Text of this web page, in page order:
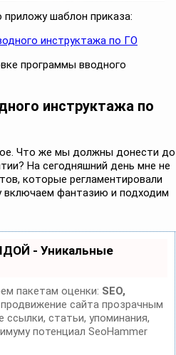
шаблон приказа:
инструктажа по ГО
программы вводного
инструктажа по
Что же мы должны донести до
На сегодняшний день мне не
которые регламентировали
включаем фантазию и подходим
- Уникальные
пакетам оценки: SEO,
сайта прозрачным
статьи, упоминания,
потенциал SeoHammer